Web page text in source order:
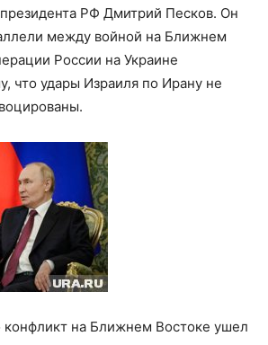
РФ Дмитрий Песков. Он
между войной на Ближнем
России на Украине
что удары Израиля по Ирану не
конфликт на Ближнем Востоке ушел